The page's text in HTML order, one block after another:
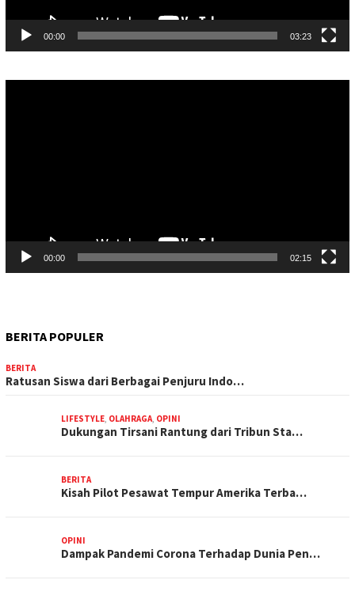
00:00 03:23
00:00 02:15
BERITA POPULER
BERITA
Ratusan Siswa dari Berbagai Penjuru Indo…
LIFESTYLE, OLAHRAGA, OPINI
Dukungan Tirsani Rantung dari Tribun Sta…
BERITA
Kisah Pilot Pesawat Tempur Amerika Terba…
OPINI
Dampak Pandemi Corona Terhadap Dunia Pen…